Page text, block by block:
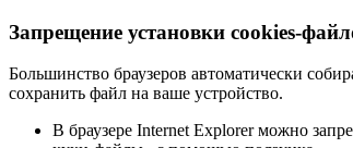
Запрещение установки cookies-
Большинство браузеров автоматически
сохранить файл на ваше устройство.
В браузере Internet Explorer можно